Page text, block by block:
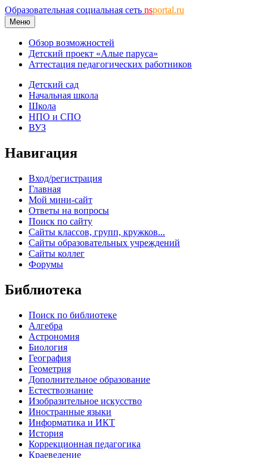
Образовательная социальная сеть nsportal.ru
Меню
Обзор возможностей
Детский проект «Алые паруса»
Аттестация педагогических работников
Детский сад
Начальная школа
Школа
НПО и СПО
ВУЗ
Навигация
Вход/регистрация
Главная
Мой мини-сайт
Ответы на вопросы
Поиск по сайту
Сайты классов, групп, кружков...
Сайты образовательных учреждений
Сайты коллег
Форумы
Библиотека
Поиск по библиотеке
Алгебра
Астрономия
Биология
География
Геометрия
Дополнительное образование
Естествознание
Изобразительное искусство
Иностранные языки
Информатика и ИКТ
История
Коррекционная педагогика
Краеведение